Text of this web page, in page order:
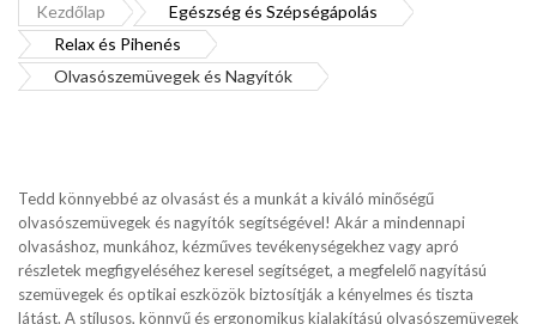
Kezdőlap
Egészség és Szépségápolás
Relax és Pihenés
Olvasószemüvegek és Nagyítók
Tedd könnyebbé az olvasást és a munkát a kiváló minőségű
olvasószemüvegek és nagyítók segítségével! Akár a mindennapi
olvasáshoz, munkához, kézműves tevékenységekhez vagy apró
részletek megfigyeléséhez keresel segítséget, a megfelelő nagyítású
szemüvegek és optikai eszközök biztosítják a kényelmes és tiszta
látást. A stílusos, könnyű és ergonomikus kialakítású olvasószemüvegek